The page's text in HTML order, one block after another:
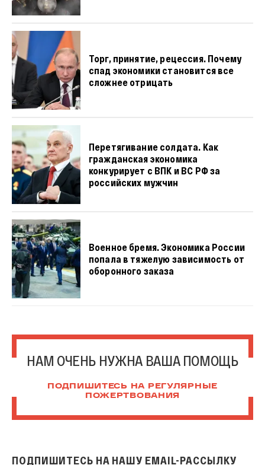
Торг, принятие, рецессия. Почему
спад экономики становится все
сложнее отрицать
Перетягивание солдата. Как
гражданская экономика
конкурирует с ВПК и ВС РФ за
российских мужчин
Военное бремя. Экономика России
попала в тяжелую зависимость от
оборонного заказа
НАМ ОЧЕНЬ НУЖНА ВАША ПОМОЩЬ
ПОДПИШИТЕСЬ НА РЕГУЛЯРНЫЕ
ПОЖЕРТВОВАНИЯ
ПОДПИШИТЕСЬ НА НАШУ EMAIL-РАССЫЛКУ